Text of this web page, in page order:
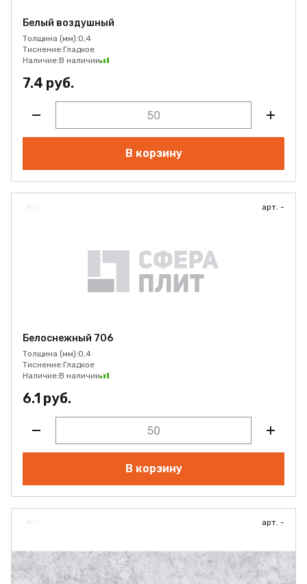
Белый воздушный
Толщина (мм):0,4
Тиснение:Гладкое
Наличие:В наличии
7.4 руб.
В корзину
арт. -
Белоснежный 706
Толщина (мм):0,4
Тиснение:Гладкое
Наличие:В наличии
6.1 руб.
В корзину
арт. -